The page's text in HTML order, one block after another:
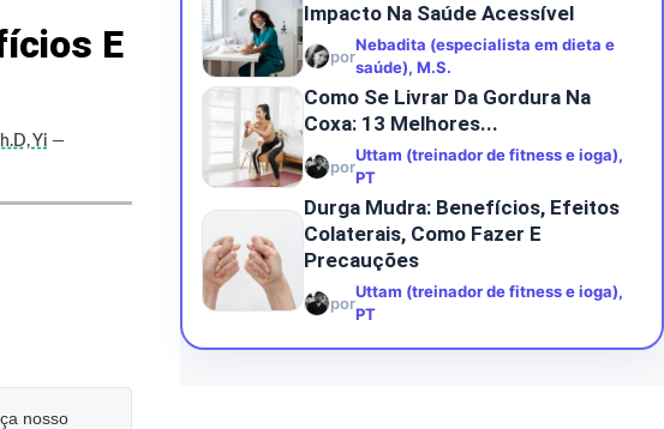
E
Yi —
nosso
Impacto Na Saúde Acessível
por
Nebadita (especialista em dieta e
saúde), M.S.
Como Se Livrar Da Gordura Na
Coxa: 13 Melhores...
por
Uttam (treinador de fitness e ioga),
PT
Durga Mudra: Benefícios, Efeitos
Colaterais, Como Fazer E
Precauções
por
Uttam (treinador de fitness e ioga),
PT